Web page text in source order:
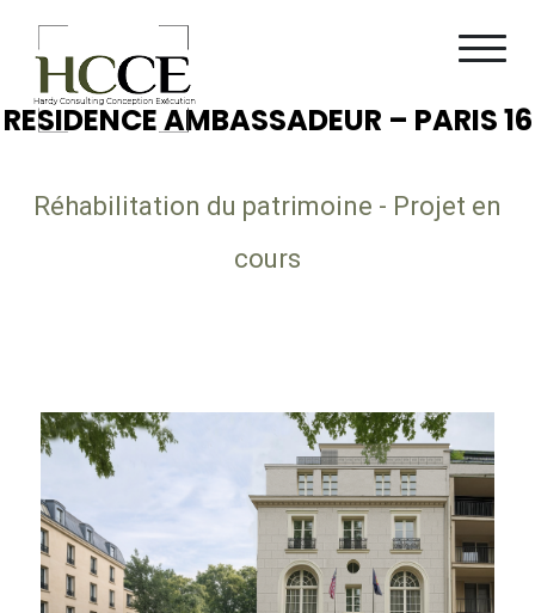
RESIDENCE AMBASSADEUR – PARIS 16
Réhabilitation du patrimoine - Projet en
cours